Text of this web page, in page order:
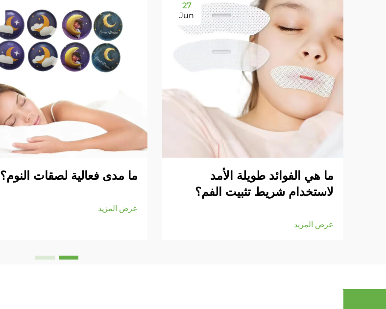
27
Jun
ما هي الفوائد طويلة الأمد
لاستخدام شريط تثبيت الفم؟
عرض المزيد
ما مدى فعالية لصقات النوم؟
عرض المزيد